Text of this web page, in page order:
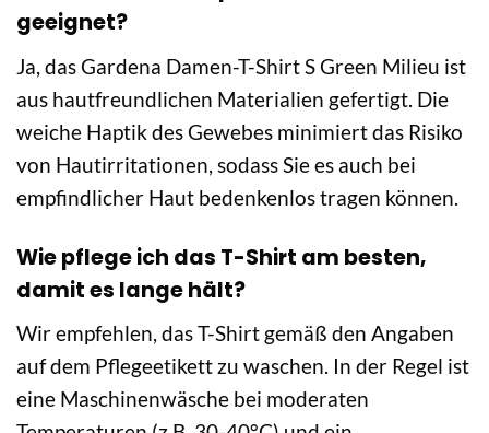
geeignet?
Ja, das Gardena Damen-T-Shirt S Green Milieu ist
aus hautfreundlichen Materialien gefertigt. Die
weiche Haptik des Gewebes minimiert das Risiko
von Hautirritationen, sodass Sie es auch bei
empfindlicher Haut bedenkenlos tragen können.
Wie pflege ich das T-Shirt am besten,
damit es lange hält?
Wir empfehlen, das T-Shirt gemäß den Angaben
auf dem Pflegeetikett zu waschen. In der Regel ist
eine Maschinenwäsche bei moderaten